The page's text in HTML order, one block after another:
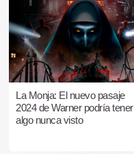
La Monja: El nuevo pasaje
2024 de Warner podría tener
algo nunca visto